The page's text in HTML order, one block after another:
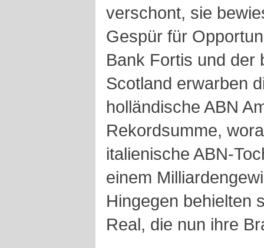
verschont, sie
Gespür für
Bank Fortis und der
Scotland erwarben
holländische ABN
Rekordsumme,
italienische ABN-
einem
Hingegen behielten
Real, die nun ihre